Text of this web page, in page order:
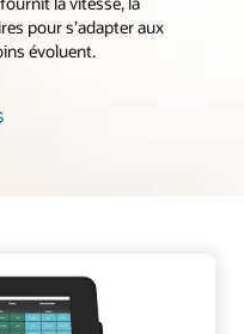
pour s’adapter aux
évoluent.